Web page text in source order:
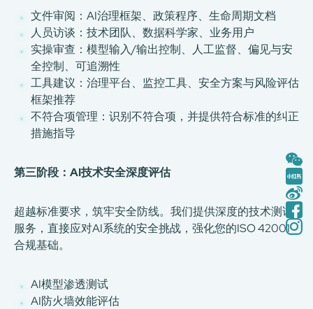
文件审阅：AI治理框架、政策程序、生命周期文档
人员访谈：技术团队、数据科学家、业务用户
实操审查：模型输入/输出控制、人工监督、偏见与安
全控制、可追溯性
工具建议：治理平台、监控工具、安全方案与风险评估
框架推荐
不符合项管理：识别不符合项，并提供符合标准的纠正
措施指导
第三阶段：AI技术安全深度评估
超越标准要求，筑牢安全防线。我们提供深度的技术测试
服务，直接应对AI系统的安全挑战，强化您的ISO 42001
合规基础。
AI模型渗透测试
AI防火墙效能评估